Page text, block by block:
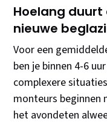
Hoelang
nieuwe
Voor een
ben je binnen 4-6
complexere
monteurs beginnen
het avondeten